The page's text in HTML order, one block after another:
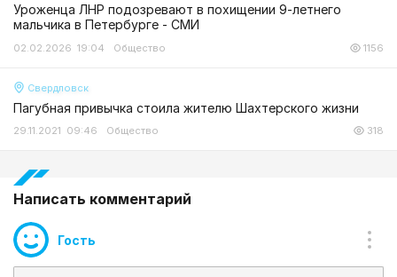
Уроженца ЛНР подозревают в похищении 9-летнего
мальчика в Петербурге - СМИ
02.02.2026 19:04 Общество 1156
Свердловск
Пагубная привычка стоила жителю Шахтерского жизни
29.11.2021 09:46 Общество 318
Написать комментарий
Гость